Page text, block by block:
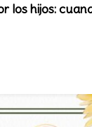
los hijos: